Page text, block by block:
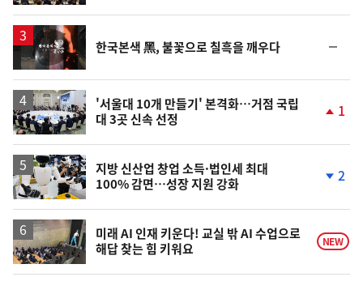
영
상
한국본색 黑, 불꽃으로 칠흑을 깨우다
일
'서울대 10개 만들기' 본격화…거점 국립
대 3곳 신속 선정
상
1
지방 신산업 창업 소득·법인세 최대
100% 감면…성장 지원 강화
하
락
2
미래 AI 인재 키운다! 교실 밖 AI 수업으로
해답 찾는 힘 키워요
NEW